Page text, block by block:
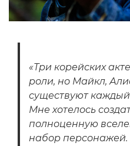
«Три корейских
роли, но Майкл,
существуют
Мне хотелось
полноценную
набор